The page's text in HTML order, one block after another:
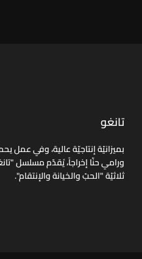
تانغو
بميزانيّة إنتاجيّة عالية، وفي عمل
ورامي حنّا إخراجاً، يُقدّم مسلسل
ثلاثيّة "الحبّ والخيانة والإنتقام".